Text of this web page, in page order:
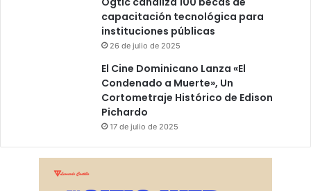
capacitación tecnológica para
instituciones públicas
26 de julio de 2025
El Cine Dominicano Lanza «El
Condenado a Muerte», Un
Cortometraje Histórico de Edison
Pichardo
17 de julio de 2025